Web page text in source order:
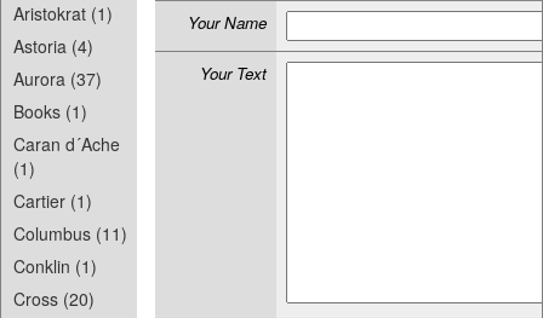
Aristokrat (1)
Astoria (4)
Aurora (37)
Books (1)
Caran d´Ache
(1)
Cartier (1)
Columbus (11)
Conklin (1)
Cross (20)
Your Name
Your Text